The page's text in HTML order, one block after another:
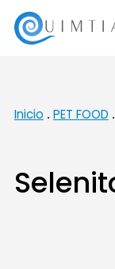
Inicio PET FOOD